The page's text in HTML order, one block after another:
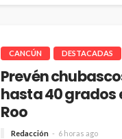
CANCÚN DESTACADAS
Prevén
hasta 40 grados
Roo
Redacción 6 horas ago